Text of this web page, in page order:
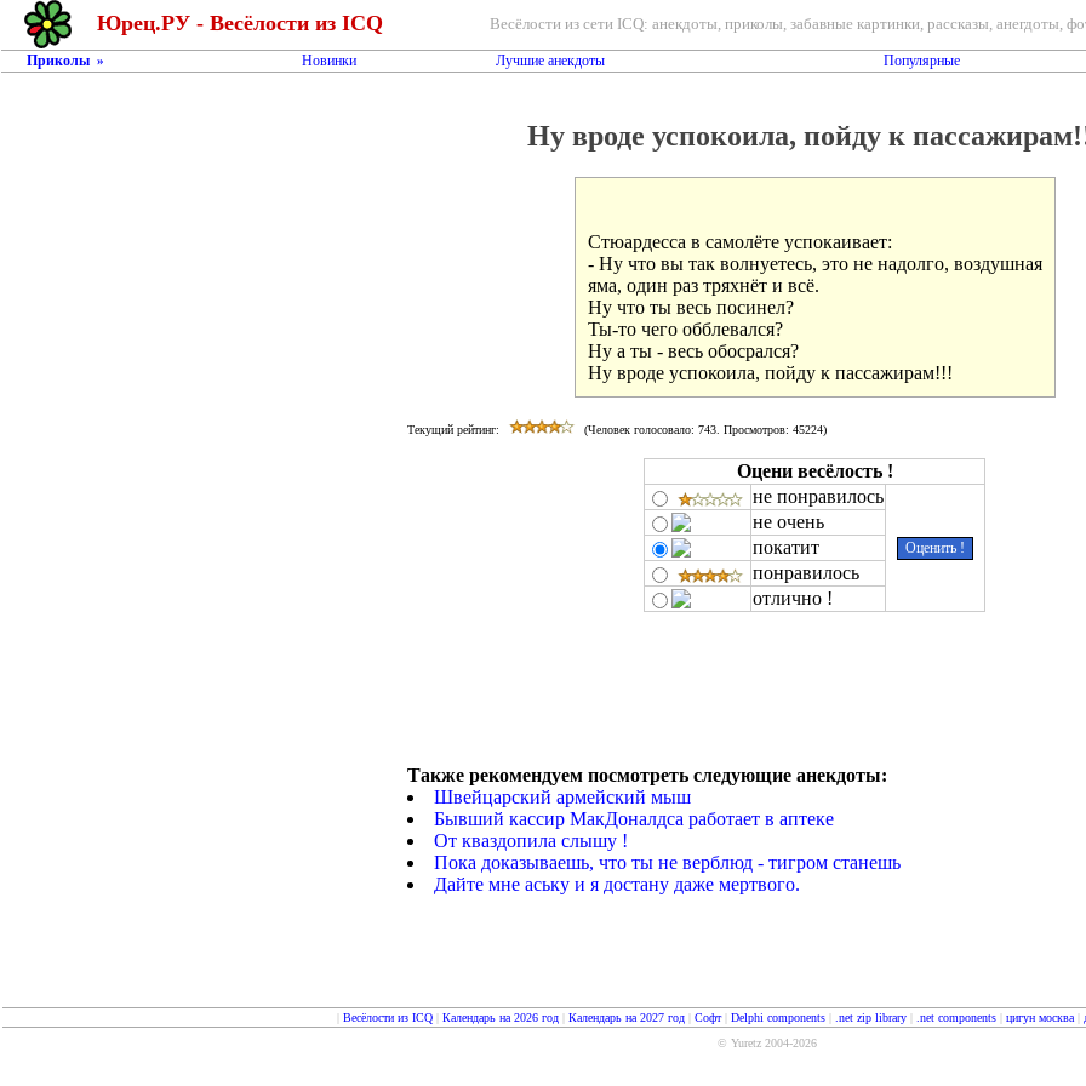
Юрец.РУ - Весёлости из ICQ Весёлости из сети ICQ: анекдоты, приколы, забавные картинки, рассказы, анегдоты,
Приколы » Новинки Лучшие анекдоты Популярные
Ну вроде успокоила, пойду к
Cтюардесса в самолёте успокаивает:
- Ну что вы так волнуетесь, это не надолго, воздушная
яма, один раз тряхнёт и всё.
Ну что ты весь посинел?
Ты-то чего обблевался?
Ну а ты - весь обосрался?
Текущий рейтинг: (Человек голосовало: 743 . Просмотров: 45224)
Оцени весёлость !
не понравилось
не очень
покатит
понравилось
отлично !
Также рекомендуем посмотреть следующие анекдоты:
Швейцарский армейский мыш
Бывший кассир МакДоналдса работает в аптеке
От кваздопила слышу !
Пока доказываешь, что ты не верблюд - тигром станешь
Дайте мне аську и я достану даже мертвого.
Весёлости из ICQ| Календарь на 2026 год| Календарь на 2027 год| Софт| Delphi components| .net zip library| .net components| цигун москва|
© Yuretz 2004-2026